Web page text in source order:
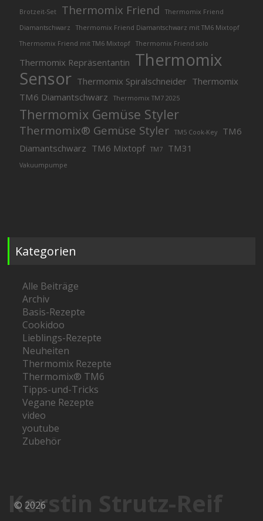
Brotzeit-Set Thermomix Friend
Thermomix Friend
Diamantschwarz
Thermomix Friend Diamantschwarz mit TM6 Mixtopf
Thermomix Friend mit TM6 Mixtopf
Thermomix Friend solo
Thermomix Repräsentantin Thermomix
Sensor Thermomix Spiralschneider Thermomix
TM6 Diamantschwarz
Thermomix TM7 2025
Thermomix Gemüse Styler
Thermomix® Gemüse Styler TM5 Cook-Key
TM6
Diamantschwarz TM6 Mixtopf TM7 TM31
Vakuumpumpe
Kategorien
Alle Beiträge
Archiv
Basis-Rezepte
Cookidoo
Lieblings-Rezepte
Neuheiten
Thermomix Rezepte
Thermomix® TM6
Tipps-und-Tricks
Vegane Rezepte
video
youtube
Zubehör
Kerstin Strutz-Reif
© 2026